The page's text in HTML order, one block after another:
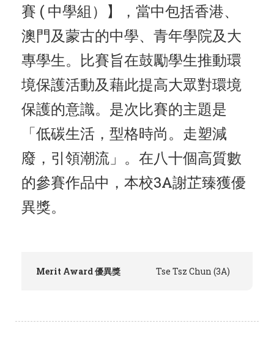
賽 ( 中學組）】，當中包括香港、
澳門及蒙古的中學、青年學院及大
專學生。比賽旨在鼓勵學生推動環
境保護活動及藉此提高大眾對環境
保護的意識。是次比賽的主題是
「低碳生活，型格時尚。走塑減
廢，引領潮流」。在八十個高質數
的參賽作品中，本校3A謝芷臻獲優
異獎。
Merit Award 優異獎 Tse Tsz Chun (3A)